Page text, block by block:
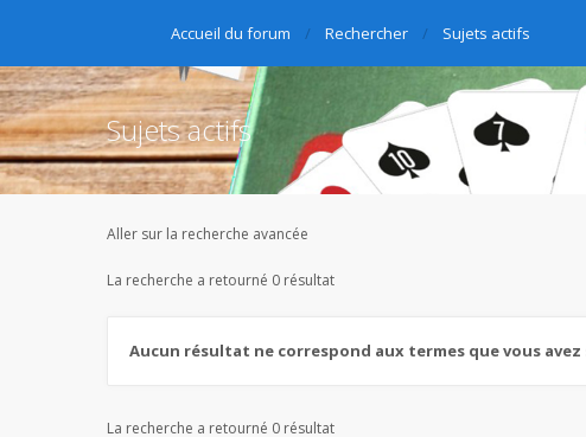
Accueil du forum Rechercher Sujets actifs
Sujets actifs
Aller sur la recherche avancée
La recherche a retourné 0 résultat
Aucun résultat ne correspond aux termes que vous avez
La recherche a retourné 0 résultat